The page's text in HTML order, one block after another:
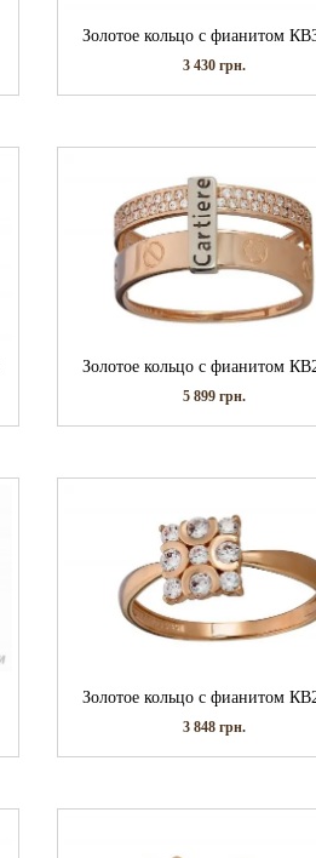
Золотое кольцо с фианитом
3 430 грн.
Золотое кольцо с фианитом
5 899 грн.
Золотое кольцо с фианитом
3 848 грн.